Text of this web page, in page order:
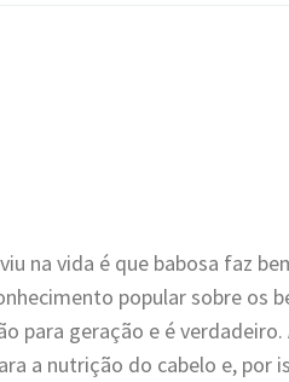
na vida é que babosa faz
popular sobre os
para geração e é verdadeiro.
a nutrição do cabelo e, por